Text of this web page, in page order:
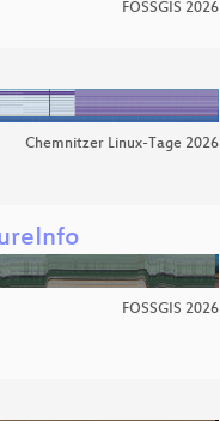
FOSSGIS 2026
Chemnitzer Linux-Tage 2026
FOSSGIS 2026